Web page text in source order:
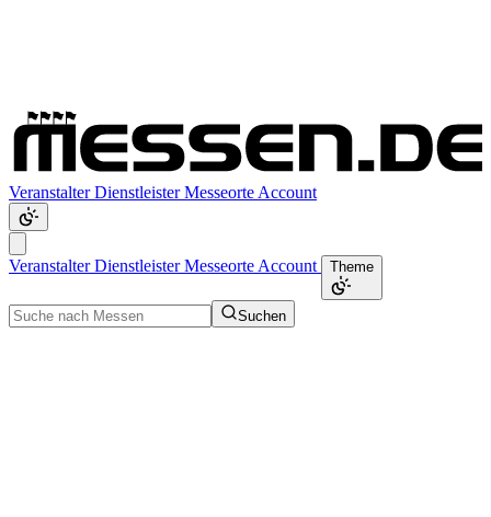
VeranstalterDienstleisterMesseorte Account
VeranstalterDienstleisterMesseorte Account Theme
Suchen